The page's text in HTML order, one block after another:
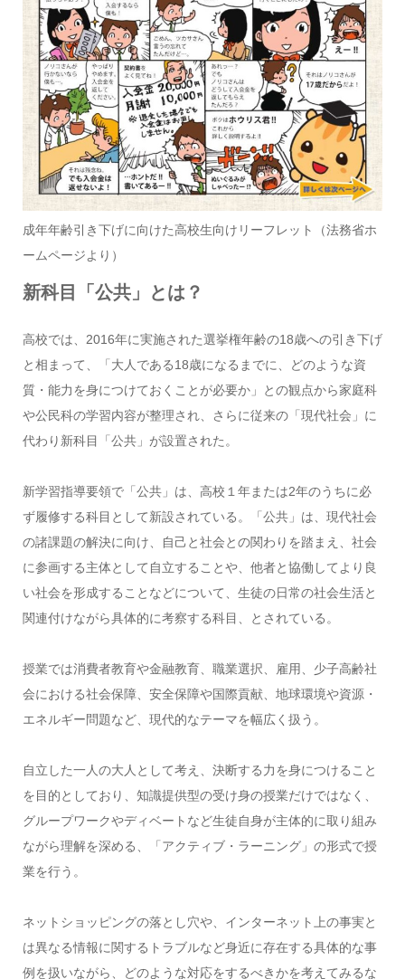
成年年齢引き下げに向けた高校生向けリーフレット（法務省ホ
ームページより）
新科目「公共」とは？
高校では、2016年に実施された選挙権年齢の18歳への引き下げ
と相まって、「大人である18歳になるまでに、どのような資
質・能力を身につけておくことが必要か」との観点から家庭科
や公民科の学習内容が整理され、さらに従来の「現代社会」に
代わり新科目「公共」が設置された。
新学習指導要領で「公共」は、高校１年または2年のうちに必
ず履修する科目として新設されている。「公共」は、現代社会
の諸課題の解決に向け、自己と社会との関わりを踏まえ、社会
に参画する主体として自立することや、他者と協働してより良
い社会を形成することなどについて、生徒の日常の社会生活と
関連付けながら具体的に考察する科目、とされている。
授業では消費者教育や金融教育、職業選択、雇用、少子高齢社
会における社会保障、安全保障や国際貢献、地球環境や資源・
エネルギー問題など、現代的なテーマを幅広く扱う。
自立した一人の大人として考え、決断する力を身につけること
を目的としており、知識提供型の受け身の授業だけではなく、
グループワークやディベートなど生徒自身が主体的に取り組み
ながら理解を深める、「アクティブ・ラーニング」の形式で授
業を行う。
ネットショッピングの落とし穴や、インターネット上の事実と
は異なる情報に関するトラブルなど身近に存在する具体的な事
例を扱いながら、どのような対応をするべきかを考えてみるな